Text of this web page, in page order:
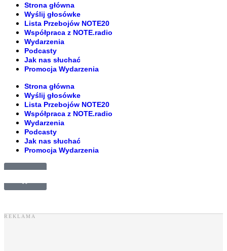
Strona główna
Wyślij głosówke
Lista Przebojów NOTE20
Współpraca z NOTE.radio
Wydarzenia
Podcasty
Jak nas słuchać
Promocja Wydarzenia
Strona główna
Wyślij głosówke
Lista Przebojów NOTE20
Współpraca z NOTE.radio
Wydarzenia
Podcasty
Jak nas słuchać
Promocja Wydarzenia
£0.00